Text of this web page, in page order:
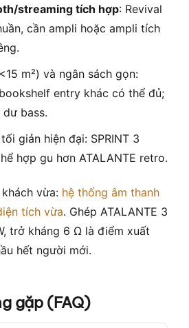
streaming tích hợp: Revival
cần ampli hoặc ampli tích
m²) và ngân sách gọn:
entry khác có thể đủ;
dư bass.
giản hiện đại: SPRINT 3
hợp gu hơn ATALANTE retro.
vừa: hệ thống âm thanh
tích vừa. Ghép ATALANTE 3
trở kháng 6 Ω là điểm xuất
hết người mới.
gặp (FAQ)